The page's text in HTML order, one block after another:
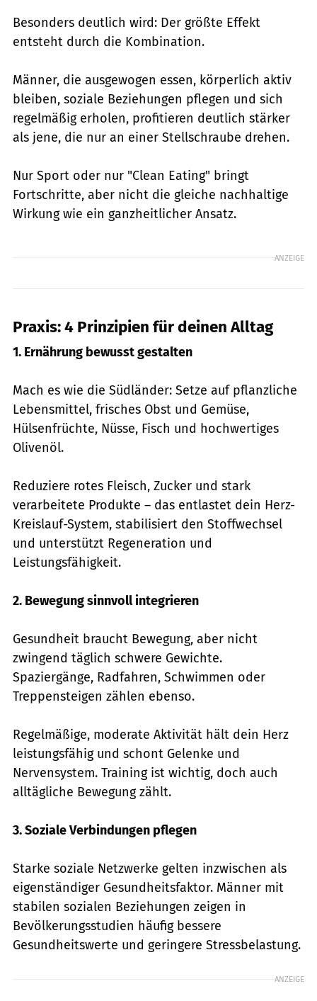
Besonders deutlich wird: Der größte Effekt
entsteht durch die Kombination.
Männer, die ausgewogen essen, körperlich aktiv
bleiben, soziale Beziehungen pflegen und sich
regelmäßig erholen, profitieren deutlich stärker
als jene, die nur an einer Stellschraube drehen.
Nur Sport oder nur "Clean Eating" bringt
Fortschritte, aber nicht die gleiche nachhaltige
Wirkung wie ein ganzheitlicher Ansatz.
ANZEIGE
Praxis: 4 Prinzipien für deinen Alltag
1. Ernährung bewusst gestalten
Mach es wie die Südländer: Setze auf pflanzliche
Lebensmittel, frisches Obst und Gemüse,
Hülsenfrüchte, Nüsse, Fisch und hochwertiges
Olivenöl.
Reduziere rotes Fleisch, Zucker und stark
verarbeitete Produkte – das entlastet dein Herz-
Kreislauf-System, stabilisiert den Stoffwechsel
und unterstützt Regeneration und
Leistungsfähigkeit.
2. Bewegung sinnvoll integrieren
Gesundheit braucht Bewegung, aber nicht
zwingend täglich schwere Gewichte.
Spaziergänge, Radfahren, Schwimmen oder
Treppensteigen zählen ebenso.
Regelmäßige, moderate Aktivität hält dein Herz
leistungsfähig und schont Gelenke und
Nervensystem. Training ist wichtig, doch auch
alltägliche Bewegung zählt.
3. Soziale Verbindungen pflegen
Starke soziale Netzwerke gelten inzwischen als
eigenständiger Gesundheitsfaktor. Männer mit
stabilen sozialen Beziehungen zeigen in
Bevölkerungsstudien häufig bessere
Gesundheitswerte und geringere Stressbelastung.
ANZEIGE